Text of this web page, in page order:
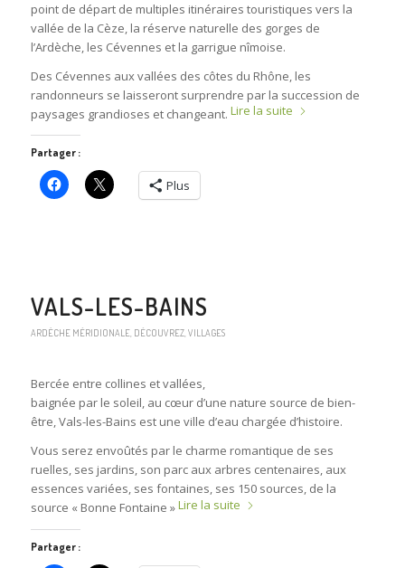
point de départ de multiples itinéraires touristiques vers la
vallée de la Cèze, la réserve naturelle des gorges de
l’Ardèche, les Cévennes et la garrigue nîmoise.
Des Cévennes aux vallées des côtes du Rhône, les
randonneurs se laisseront surprendre par la succession de
paysages grandioses et changeant. Lire la suite
Partager :
Plus
VALS-LES-BAINS
ARDÈCHE MÉRIDIONALE, DÉCOUVREZ, VILLAGES
Bercée entre collines et vallées,
baignée par le soleil, au cœur d’une nature source de bien-
être, Vals-les-Bains est une ville d’eau chargée d’histoire.
Vous serez envoûtés par le charme romantique de ses
ruelles, ses jardins, son parc aux arbres centenaires, aux
essences variées, ses fontaines, ses 150 sources, de la
source « Bonne Fontaine »Lire la suite
Partager :